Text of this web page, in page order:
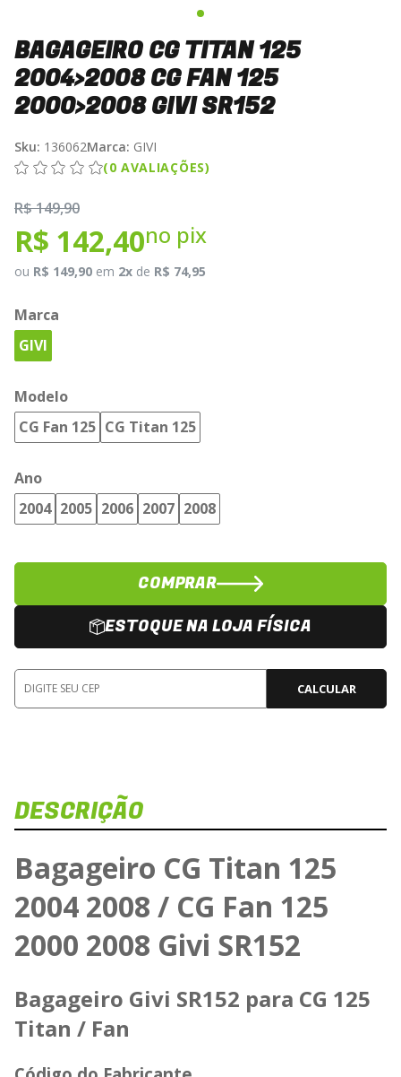
BAGAGEIRO CG TITAN 125
2004>2008 CG FAN 125
2000>2008 GIVI SR152
Sku: 136062Marca: GIVI
(0 AVALIAÇÕES)
R$ 149,90
R$ 142,40no pix
ou R$ 149,90 em 2x de R$ 74,95
Marca
GIVI
Modelo
CG Fan 125 CG Titan 125
Ano
2004 2005 2006 2007 2008
COMPRAR
ESTOQUE NA LOJA FÍSICA
CALCULAR
DESCRIÇÃO
Bagageiro CG Titan 125
2004 2008 / CG Fan 125
2000 2008 Givi SR152
Bagageiro Givi SR152 para CG 125
Titan / Fan